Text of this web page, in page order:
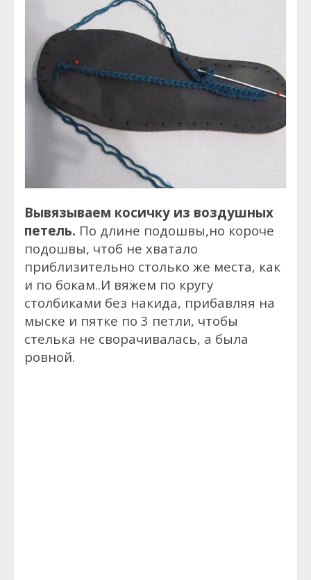
Вывязываем косичку из воздушных
петель. По длине подошвы,но короче
подошвы, чтоб не хватало
приблизительно столько же места, как
и по бокам..И вяжем по кругу
столбиками без накида, прибавляя на
мыске и пятке по 3 петли, чтобы
стелька не сворачивалась, а была
ровной.